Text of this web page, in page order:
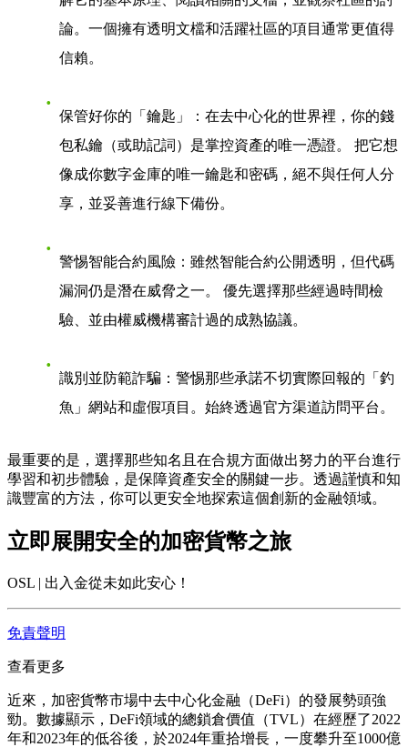
論。一個擁有透明文檔和活躍社區的項目通常更值得
信賴。
保管好你的「鑰匙」
：在去中心化的世界裡，你的錢
包私鑰（或助記詞）是掌控資產的唯一憑證。 把它想
像成你數字金庫的唯一鑰匙和密碼，絕不與任何人分
享，並妥善進行線下備份。
警惕智能合約風險 ：雖然智能合約公開透明，但代碼
漏洞仍是潛在威脅之一。 優先選擇那些經過時間檢
驗、並由權威機構審計過的成熟協議。
識別並防範詐騙 ：警惕那些承諾不切實際回報的「釣
魚」網站和虛假項目。始終透過官方渠道訪問平台。
最重要的是，選擇那些知名且在合規方面做出努力的平台進行
學習和初步體驗，是保障資產安全的關鍵一步。透過謹慎和知
識豐富的方法，你可以更安全地探索這個創新的金融領域。
立即展開安全的加密貨幣之旅
OSL | 出入金從未如此安心！
免責聲明
查看更多
近來，加密貨幣市場中去中心化金融（DeFi）的發展勢頭強
勁。數據顯示，DeFi領域的總鎖倉價值（TVL）在經歷了2022
年和2023年的低谷後，於2024年重拾增長，一度攀升至1000億